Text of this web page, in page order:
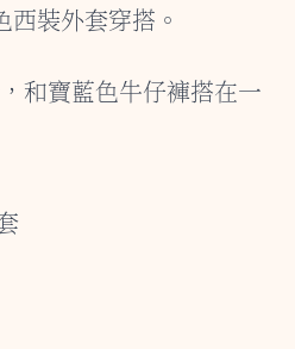
裝外套穿搭。
和寶藍色牛仔褲搭在一